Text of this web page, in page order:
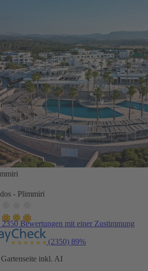
- Plimmiri
Bewertungen mit einer Zustimmung
(2350) 89%
inkl. AI